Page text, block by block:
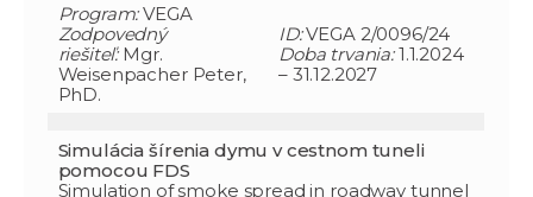
Program:VEGA
Zodpovedný
riešiteľ:Mgr.
Weisenpacher Peter,
PhD.
ID:VEGA 2/0096/24
Doba trvania:1.1.2024
– 31.12.2027
Simulácia šírenia dymu v cestnom tuneli
pomocou FDS
Simulation of smoke spread in roadway tunnel